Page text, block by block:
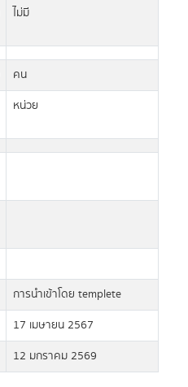
ไม่มี
คน
หน่วย
การนำเข้าโดย templete
17 เมษายน 2567
12 มกราคม 2569